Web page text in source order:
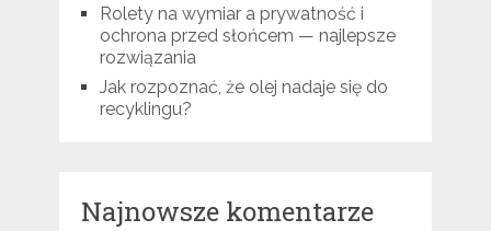
Rolety na wymiar a prywatność i
ochrona przed słońcem — najlepsze
rozwiązania
Jak rozpoznać, że olej nadaje się do
recyklingu?
Najnowsze komentarze